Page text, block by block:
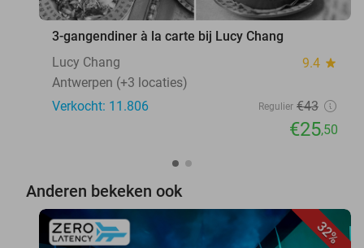
3-gangendiner à la carte bij Lucy Chang
Lucy Chang
9.4 star
Antwerpen (+3 locaties)
Verkocht: 11.806
Regulier €43
€25,50
Anderen bekeken ook
32%